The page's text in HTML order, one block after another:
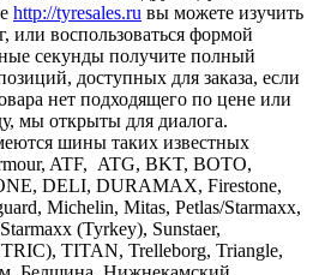
http://tyresales.ru вы можете изучить
или воспользоваться формой
секунды получите полный
доступных для заказа, если
нет подходящего по цене или
мы открыты для диалога.
шины таких известных
ATF, ATG, BKT, BOTO,
DELI, DURAMAX, Firestone,
Michelin, Mitas, Petlas/Starmaxx,
(Tyrkey), Sunstaer,
TITAN, Trelleborg, Triangle,